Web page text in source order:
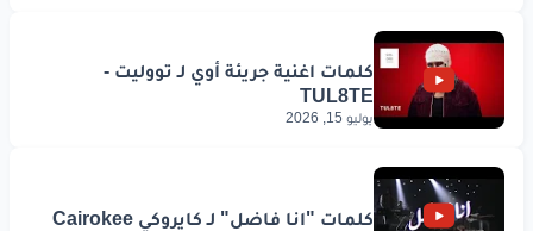
يوليو 15, 2026